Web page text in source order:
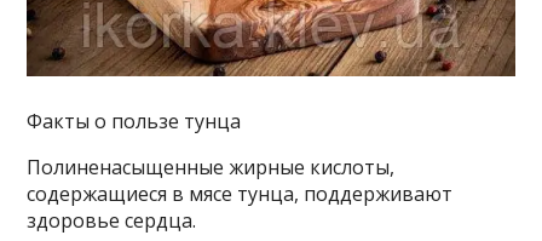
Факты о пользе тунца
Полиненасыщенные жирные кислоты,
содержащиеся в мясе тунца, поддерживают
здоровье сердца.